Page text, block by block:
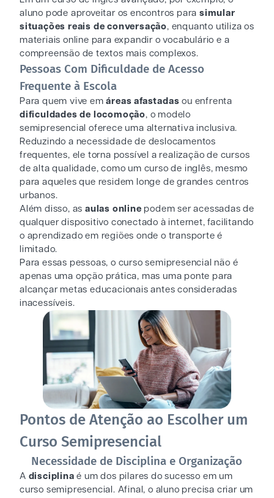
aluno pode aproveitar os encontros para simular
situações reais de conversação, enquanto utiliza os
materiais online para expandir o vocabulário e a
compreensão de textos mais complexos.
Pessoas Com Dificuldade de Acesso
Frequente à Escola
Para quem vive emáreas afastadas ou enfrenta
dificuldades de locomoção, o modelo
semipresencial oferece uma alternativa inclusiva.
Reduzindo a necessidade de deslocamentos
frequentes, ele torna possível a realização de cursos
de alta qualidade, como um curso de inglês, mesmo
para aqueles que residem longe de grandes centros
urbanos.
Além disso, as aulas onlinepodem ser acessadas de
qualquer dispositivo conectado à internet, facilitando
o aprendizado em regiões onde o transporte é
limitado.
Para essas pessoas, o curso semipresencial não é
apenas uma opção prática, mas uma ponte para
alcançar metas educacionais antes consideradas
inacessíveis.
Pontos de Atenção ao Escolher um
Curso Semipresencial
Necessidade de Disciplina e Organização
A disciplina é um dos pilares do sucesso em um
curso semipresencial. Afinal, o aluno precisa criar um